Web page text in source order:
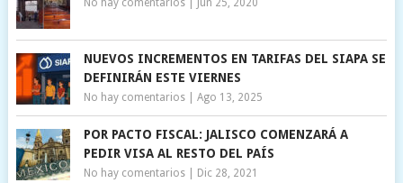
NUEVOS INCREMENTOS EN TARIFAS DEL SIAPA SE
DEFINIRÁN ESTE VIERNES
No hay comentarios| Ago 13, 2025
POR PACTO FISCAL: JALISCO COMENZARÁ A
PEDIR VISA AL RESTO DEL PAÍS
No hay comentarios| Dic 28, 2021